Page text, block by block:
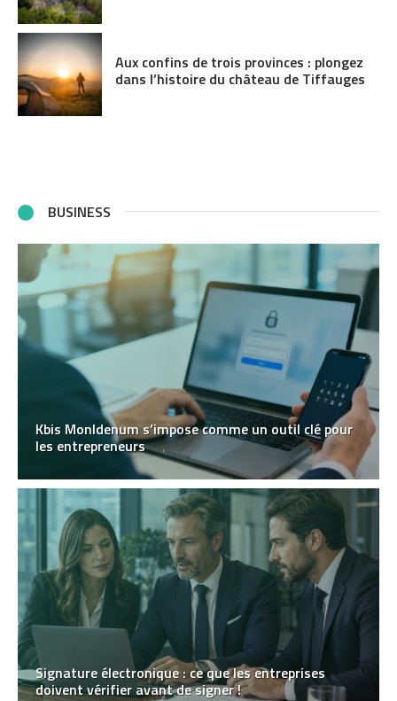
Aux confins de trois provinces : plongez
dans l’histoire du château de Tiffauges
BUSINESS
Kbis MonIdenum s’impose comme un outil clé pour
les entrepreneurs
Signature électronique : ce que les entreprises
doivent vérifier avant de signer !